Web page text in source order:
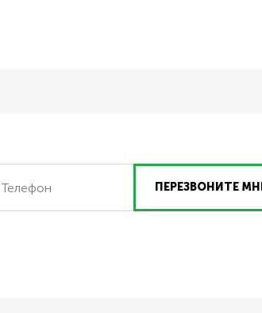
ПЕРЕЗВОНИТЕ